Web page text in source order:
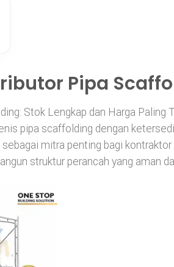
Pipa
Stok Lengkap dan Harga Paling
pipa scaffolding dengan
mitra penting bagi
struktur perancah yang aman